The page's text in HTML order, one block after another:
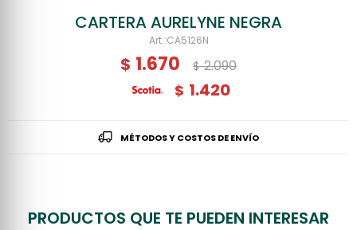
CARTERA AURELYNE NEGRA
CA5126N
$ 1.670 $ 2.090
$ 1.420
MÉTODOS Y COSTOS DE ENVÍO
PRODUCTOS QUE TE PUEDEN INTERESAR